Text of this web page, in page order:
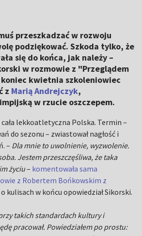
przeszkadzać w rozwoju
podziękować. Szkoda tylko, że
się do końca, jak należy –
w rozmowie z "Przeglądem
kwietnia szkoleniowiec
z Marią Andrejczyk,
w rzucie oszczepem.
lekkoatletyczna Polska. Termin –
do sezonu – zwiastował nagłość i
– Dla mnie to uwolnienie, wyzwolenie.
Jestem przeszczęśliwa, że taka
życiu– komentowała sama
z Robertem Bońkowskim z
kulisach w końcu opowiedział Sikorski.
takich standardach kultury i
pracował. Powiedziałem po prostu: